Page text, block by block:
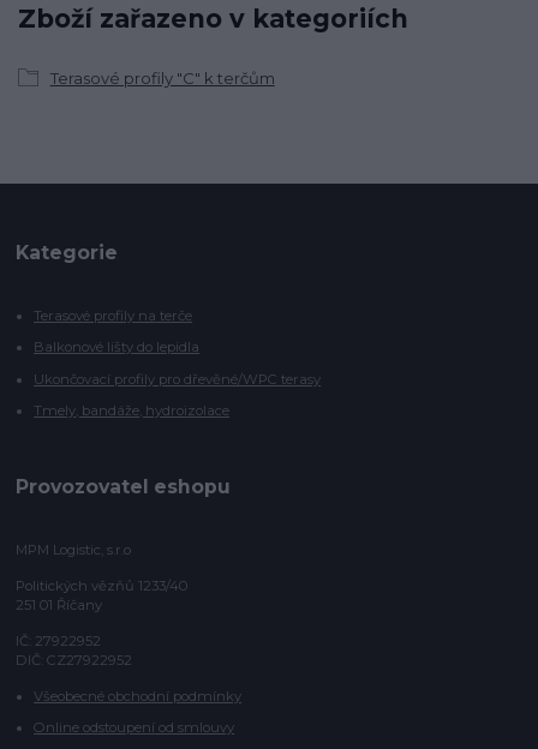
Zboží zařazeno v kategoriích
Terasové profily "C" k terčům
Kategorie
Terasové profily na terče
Balkonové lišty do lepidla
Ukončovací profily pro dřevěné/WPC terasy
Tmely, bandáže, hydroizolace
Provozovatel eshopu
MPM Logistic, s.r.o
Politických vězňů 1233/40
251 01 Říčany
IČ: 27922952
DIČ: CZ27922952
Všeobecné obchodní podmínky
Online odstoupení od smlouvy